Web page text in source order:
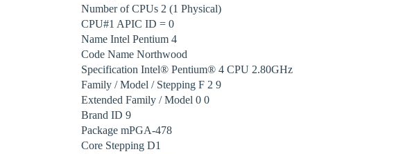
Number of CPUs 2 (1 Physical)
CPU#1 APIC ID = 0
Name Intel Pentium 4
Code Name Northwood
Specification Intel® Pentium® 4 CPU 2.80GHz
Family / Model / Stepping F 2 9
Extended Family / Model 0 0
Brand ID 9
Package mPGA-478
Core Stepping D1